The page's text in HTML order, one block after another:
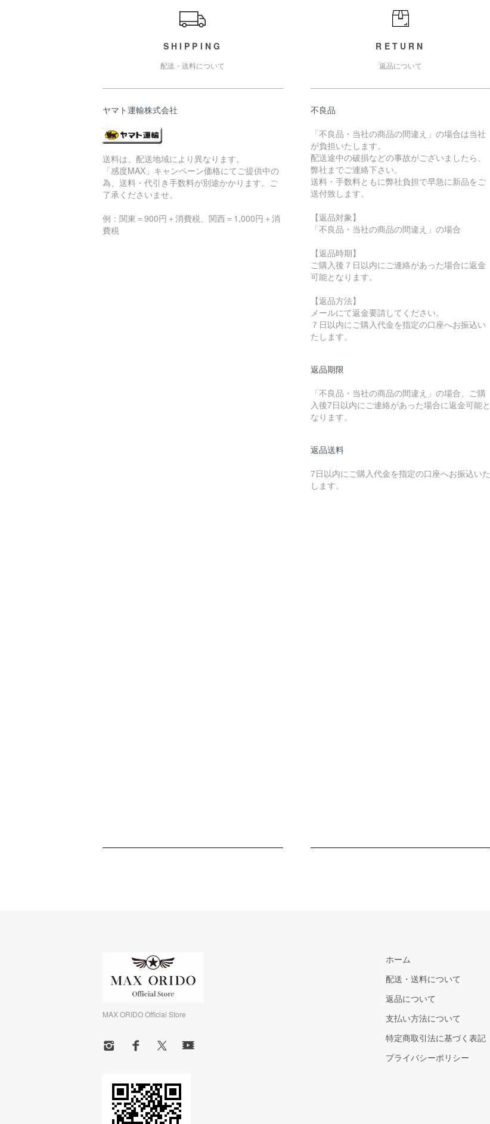
SHIPPING
配送・送料について
ヤマト運輸株式会社
送料は、配送地域により異なります。
「感度MAX」キャンペーン価格にてご提供中の
為、送料・代引き手数料が別途かかります。ご
了承くださいませ。
例：関東＝900円＋消費税、関西＝1,000円＋消
費税
RETURN
返品について
不良品
「不良品・当社の商品の間違え」の場合は当社
が負担いたします。
配送途中の破損などの事故がございましたら、
弊社までご連絡下さい。
送料・手数料ともに弊社負担で早急に新品をご
送付致します。
【返品対象】
「不良品・当社の商品の間違え」の場合
【返品時期】
ご購入後７日以内にご連絡があった場合に返金
可能となります。
【返品方法】
メールにて返金要請してください。
７日以内にご購入代金を指定の口座へお振込い
たします。
返品期限
「不良品・当社の商品の間違え」の場合、ご購
入後7日以内にご連絡があった場合に返金可能と
なります。
返品送料
7日以内にご購入代金を指定の口座へお振込いた
します。
MAX ORIDO Official Store
ホーム
配送・送料について
返品について
支払い方法について
特定商取引法に基づく表記
プライバシーポリシー